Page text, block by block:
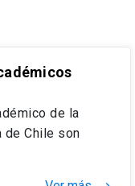
de la
de Chile son